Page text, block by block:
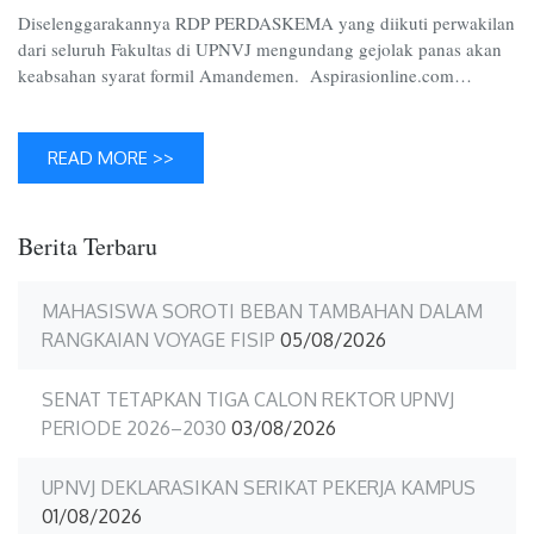
Diselenggarakannya RDP PERDASKEMA yang diikuti perwakilan
dari seluruh Fakultas di UPNVJ mengundang gejolak panas akan
keabsahan syarat formil Amandemen. Aspirasionline.com…
READ MORE >>
Berita Terbaru
MAHASISWA SOROTI BEBAN TAMBAHAN DALAM
RANGKAIAN VOYAGE FISIP 05/08/2026
SENAT TETAPKAN TIGA CALON REKTOR UPNVJ
PERIODE 2026–2030 03/08/2026
UPNVJ DEKLARASIKAN SERIKAT PEKERJA KAMPUS
01/08/2026